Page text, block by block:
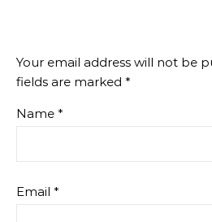
Your email address will not be
fields are marked *
Name *
Email *